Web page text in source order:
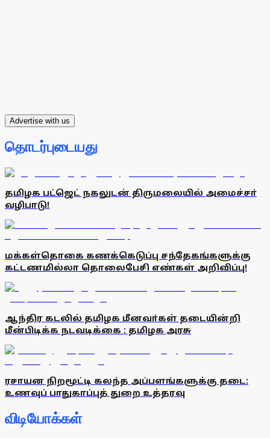
Advertise with us
தொடர்புடையது
தமிழக பட்ஜெட் நகலுடன் திருமலையில் அமைச்சா்
வழிபாடு!
மக்கள்தொகை கணக்கெடுப்பு சந்தேகங்களுக்கு
கட்டணமில்லா தொலைபேசி எண்கள் அறிவிப்பு!
ஆந்திர கடலில் தமிழக மீனவா்கள் தடையின்றி
மீன்பிடிக்க நடவடிக்கை : தமிழக அரசு
ரசாயன நிறமூட்டி கலந்த அப்பளங்களுக்கு தடை:
உணவுப் பாதுகாப்புத் துறை உத்தரவு
விடியோக்கள்